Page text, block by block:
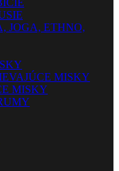
JOGA, ETHNO,
MISKY
MISKY